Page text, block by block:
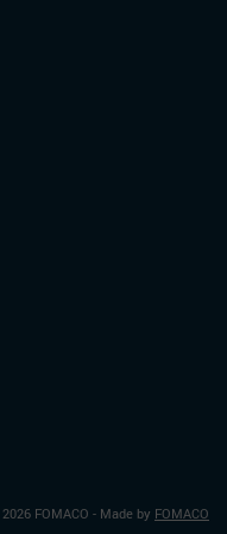
FOMACO - Made by FOMACO